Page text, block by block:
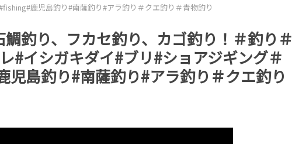
鹿児島釣り#南薩釣り#アラ釣り＃クエ釣り＃青物釣り
釣り、フカセ釣り、カゴ釣り！＃釣り＃
#イシガキダイ#ブリ#ショアジギング＃
児島釣り#南薩釣り#アラ釣り＃クエ釣り